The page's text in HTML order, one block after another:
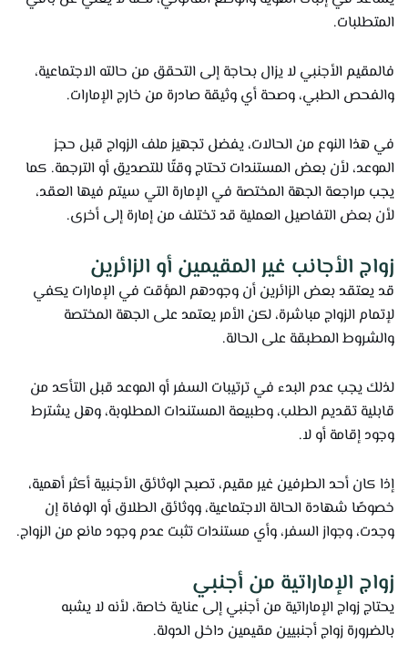
المتطلبات.
فالمقيم الأجنبي لا يزال بحاجة إلى التحقق من حالته الاجتماعية،
والفحص الطبي، وصحة أي وثيقة صادرة من خارج الإمارات.
في هذا النوع من الحالات، يفضل تجهيز ملف الزواج قبل حجز
الموعد، لأن بعض المستندات تحتاج وقتًا للتصديق أو الترجمة. كما
يجب مراجعة الجهة المختصة في الإمارة التي سيتم فيها العقد،
لأن بعض التفاصيل العملية قد تختلف من إمارة إلى أخرى.
زواج الأجانب غير المقيمين أو الزائرين
قد يعتقد بعض الزائرين أن وجودهم المؤقت في الإمارات يكفي
لإتمام الزواج مباشرة، لكن الأمر يعتمد على الجهة المختصة
والشروط المطبقة على الحالة.
لذلك يجب عدم البدء في ترتيبات السفر أو الموعد قبل التأكد من
قابلية تقديم الطلب، وطبيعة المستندات المطلوبة، وهل يشترط
وجود إقامة أو لا.
إذا كان أحد الطرفين غير مقيم، تصبح الوثائق الأجنبية أكثر أهمية،
خصوصًا شهادة الحالة الاجتماعية، ووثائق الطلاق أو الوفاة إن
وجدت، وجواز السفر، وأي مستندات تثبت عدم وجود مانع من الزواج.
زواج الإماراتية من أجنبي
يحتاج زواج الإماراتية من أجنبي إلى عناية خاصة، لأنه لا يشبه
بالضرورة زواج أجنبيين مقيمين داخل الدولة.